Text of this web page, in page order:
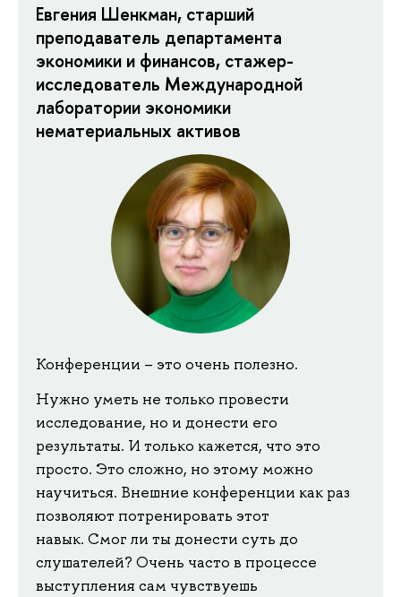
Евгения Шенкман, старший
преподаватель департамента
экономики и финансов, стажер-
исследователь Международной
лаборатории экономики
нематериальных активов
Конференции – это очень полезно.
Нужно уметь не только провести
исследование, но и донести его
результаты. И только кажется, что это
просто. Это сложно, но этому можно
научиться. Внешние конференции как раз
позволяют потренировать этот
навык. Смог ли ты донести суть до
слушателей? Очень часто в процессе
выступления сам чувствуешь